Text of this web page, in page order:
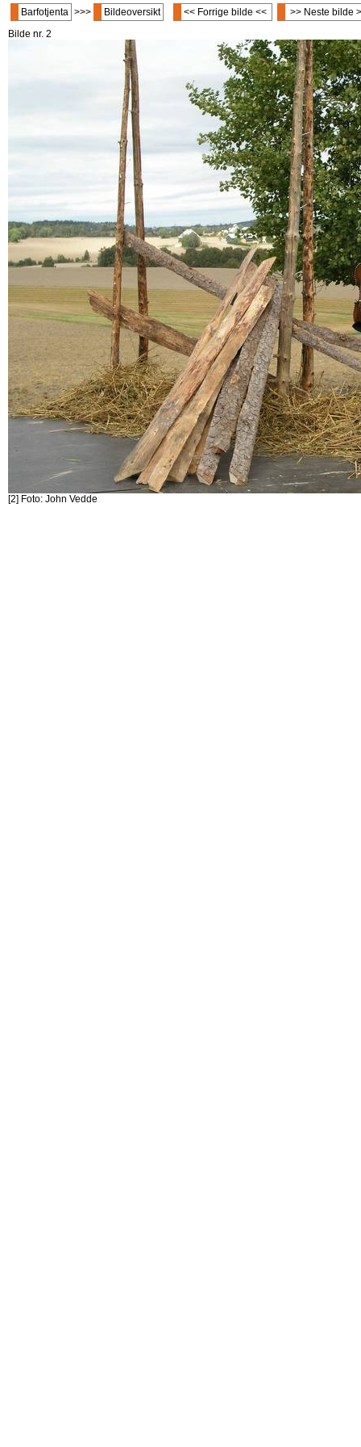
Barfotjenta >>> Bildeoversikt << Forrige bilde <<
>> Neste bilde
Bilde nr. 2
[2] Foto: John Vedde